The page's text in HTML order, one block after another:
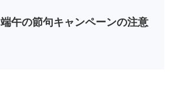
午の節句キャンペーンの注意